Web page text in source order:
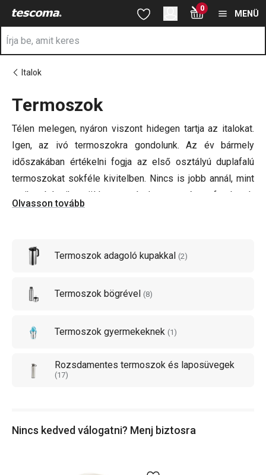
Ugrás a fő tartalomhoz
Ugrás a kereséshez
Ugrás a navigációhoz 0
MENÜ
Italok
Termoszok
Télen melegen, nyáron viszont hidegen tartja az italokat.
Igen, az ivó termoszokra gondolunk. Az év bármely
időszakában értékelni fogja az első osztályú duplafalú
termoszokat sokféle kivitelben. Nincs is jobb annál, mint
amikor bármikor tölthet magának egy csésze forró teát
vagy kávét. A TESCOMA Termosz vagy TESCOMA
munkahelyen, kirándulásokon, nyaraláskor és
sporttevékenység közben.
Kínálatunkbantermoszok adagoló zárral
Olvasson tovább
Termoszok adagoló kupakkal (2)
Termoszok bögrével (8)
Termoszok gyermekeknek (1 )
Rozsdamentes termoszok és laposüvegek
(17)
Nincs kedved válogatni? Menj biztosra